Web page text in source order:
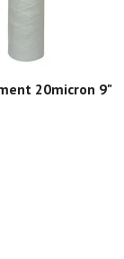
20micron 9"